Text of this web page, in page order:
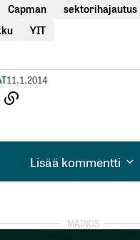
Capman
sektorihajautus
YIT
11.1.2014
Lisää kommentti
Lisää kommentti